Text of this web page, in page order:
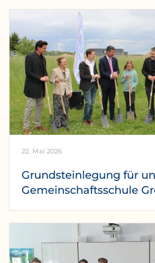
22. Mai 2026
Grundsteinlegung für
Gemeinschaftsschule